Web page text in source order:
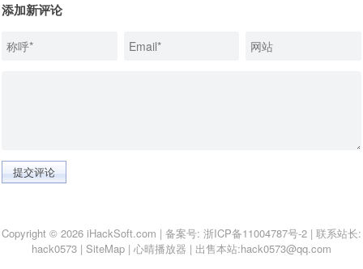
添加新评论
提交评论
Copyright © 2026 iHackSoft.com | 备案号: 浙ICP备11004787号-2 | 联系站长:
hack0573 | SiteMap | 心晴播放器 | 出售本站:hack0573@qq.com